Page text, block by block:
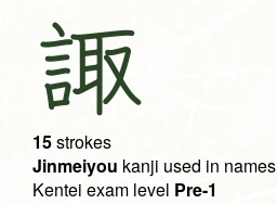
諏
15strokes
Jinmeiyou kanji used in names
Kentei exam level Pre-1